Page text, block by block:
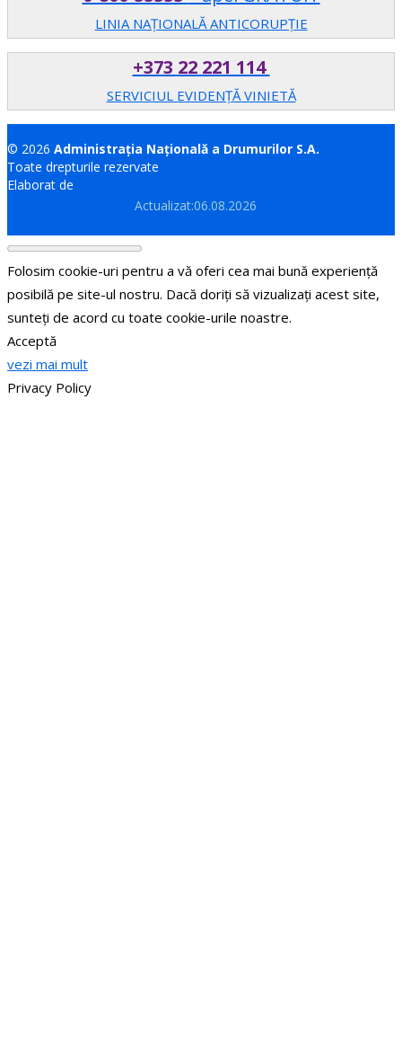
LINIA NAȚIONALĂ ANTICORUPȚIE
+373 22 221 114
SERVICIUL EVIDENȚĂ VINIETĂ
© 2026 Administrația Națională a Drumurilor S.A.
Toate drepturile rezervate
Elaborat de
Actualizat:06.08.2026
Folosim cookie-uri pentru a vă oferi cea mai bună experiență
posibilă pe site-ul nostru. Dacă doriți să vizualizați acest site,
sunteți de acord cu toate cookie-urile noastre.
Acceptă
vezi mai mult
Privacy Policy